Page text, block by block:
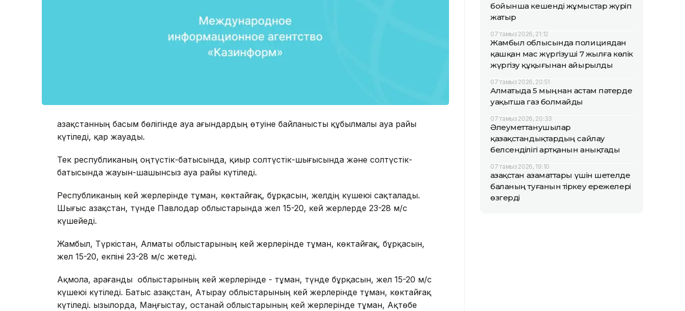
Қазақстанның басым бөлігінде ауа ағындардың өтуіне байланысты құбылмалы ауа райы
күтіледі, қар жауады.
Тек республиканың оңтүстік-батысында, қиыр солтүстік-шығысында және солтүстік-
батысында жауын-шашынсыз ауа райы күтіледі.
Республиканың кей жерлерінде тұман, көктайғақ, бұрқасын, желдің күшеюі сақталады.
Шығыс Қазақстан, түнде Павлодар облыстарында жел 15-20, кей жерлерде 23-28 м/с
күшейеді.
Жамбыл, Түркістан, Алматы облыстарының кей жерлерінде тұман, көктайғақ, бұрқасын,
жел 15-20, екпіні 23-28 м/с жетеді.
Ақмола, Қарағанды ​​ облыстарының кей жерлерінде - тұман, түнде бұрқасын, жел 15-20 м/с
күшеюі күтіледі. Батыс Қазақстан, Атырау облыстарының кей жерлерінде тұман, көктайғақ
күтіледі. Қызылорда, Маңғыстау, Қостанай облыстарының кей жерлерінде тұман, Ақтөбе
бойынша кешенді жұмыстар жүріп
жатыр
07 тамыз 2026, 21:12
Жамбыл облысында полициядан
қашқан мас жүргізуші 7 жылға көлік
жүргізу құқығынан айырылды
07 тамыз 2026, 20:51
Алматыда 5 мыңнан астам пәтерде
уақытша газ болмайды
07 тамыз 2026, 20:33
Әлеуметтанушылар
қазақстандықтардың сайлау
белсенділігі артқанын анықтады
07 тамыз 2026, 19:10
Қазақстан азаматтары үшін шетелде
баланың туғанын тіркеу ережелері
өзгерді